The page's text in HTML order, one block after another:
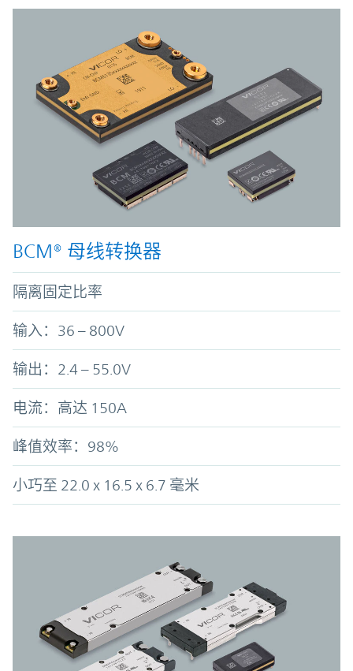
BCM® 母线转换器
隔离固定比率
输入：36 – 800V
输出：2.4 – 55.0V
电流：高达 150A
峰值效率：98%
小巧至 22.0 x 16.5 x 6.7 毫米